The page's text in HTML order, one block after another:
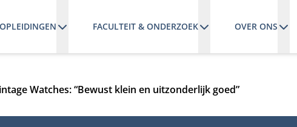
OPLEIDINGEN FACULTEIT & ONDERZOEK OVER ONS
Watches: “Bewust klein en uitzonderlijk goed”